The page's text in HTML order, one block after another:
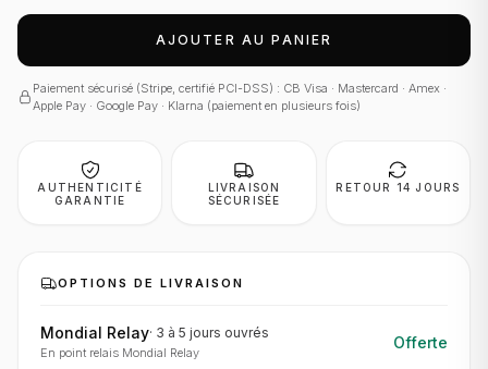
AJOUTER AU PANIER
Paiement sécurisé (Stripe, certifié PCI-DSS) : CB Visa · Mastercard · Amex ·
Apple Pay · Google Pay · Klarna (paiement en plusieurs fois)
AUTHENTICITÉ
GARANTIE
LIVRAISON
SÉCURISÉE
RETOUR 14 JOURS
OPTIONS DE LIVRAISON
Mondial Relay· 3 à 5 jours ouvrés
En point relais Mondial Relay
Offerte